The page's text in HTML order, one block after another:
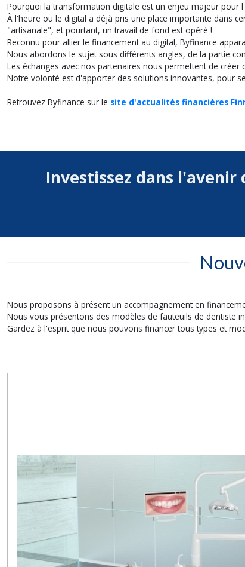
Pourquoi la transformation digitale est un enjeu majeur pour
À l'heure ou le digital a déjà pris une place importante dans
"artisanale", et pourtant, un travail de fond est opéré !
Reconnu pour allier le financement au digital, Byfinance
Nous abordons le sujet sous différents angles, de la partie
Les échanges avec nos partenaires nous permettent de
Notre volonté est d'apporter des solutions innovantes, pour
Retrouvez Byfinance sur le site d'actualités financières
Investissez dans
Nous proposons à présent un accompagnement en
Nous vous présentons des modèles de fauteuils de dentiste
Gardez à l'esprit que nous pouvons financer tous types et